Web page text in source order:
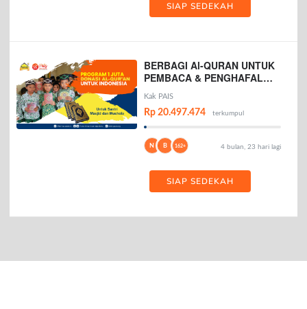
SIAP SEDEKAH
BERBAGI Al-QURAN UNTUK
PEMBACA & PENGHAFAL
AL-QURAN
Kak PAIS
Rp 20.497.474 terkumpul
N B 162+ 4 bulan, 23 hari lagi
SIAP SEDEKAH